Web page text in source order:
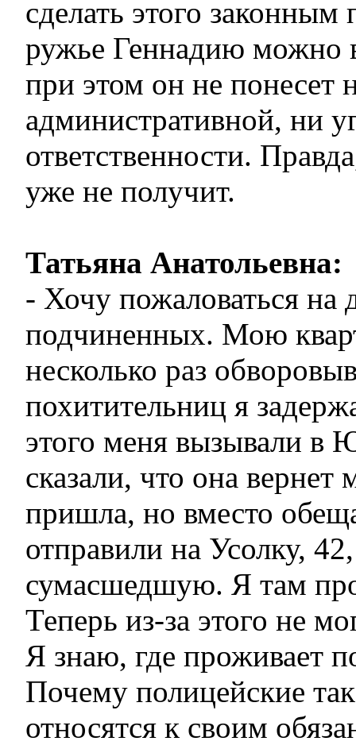
сделать этого законным
ружье Геннадию можно
при этом он не понесет
административной, ни
ответственности.
уже не получит.
Татьяна Анатольевна:
- Хочу пожаловаться на
подчиненных. Мою
несколько раз
похитительниц я
этого меня вызывали
сказали, что она вернет
пришла, но вместо
отправили на Усолку,
сумасшедшую. Я там
Теперь из-за этого не
Я знаю, где проживает
Почему полицейские
относятся к своим